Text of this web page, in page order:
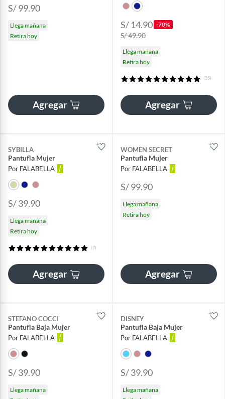
S/ 99.90
Llega mañana
Retira hoy
Agregar
S/ 14.90 -70%
S/ 49.90
Llega mañana
Retira hoy
(35)
Agregar
SYBILLA
Pantufla Mujer
Por FALABELLA
S/ 39.90
Llega mañana
Retira hoy
(7)
Agregar
WOMEN SECRET
Pantufla Mujer
Por FALABELLA
S/ 99.90
Llega mañana
Retira hoy
Agregar
STEFANO COCCI
Pantufla Baja Mujer
Por FALABELLA
S/ 39.90
Llega mañana
DISNEY
Pantufla Baja Mujer
Por FALABELLA
S/ 39.90
Llega mañana